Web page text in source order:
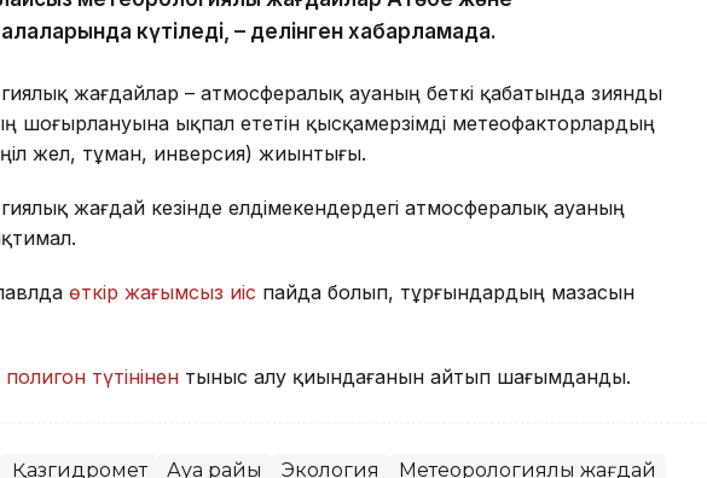
күтіледі, – делінген хабарламада.
жағдайлар – атмосфералық ауаның беткі қабатында зиянды
шоғырлануына ықпал ететін қысқамерзімді метеофакторлардың
жел, тұман, инверсия) жиынтығы.
жағдай кезінде елдімекендердегі атмосфералық ауаның
өткір жағымсыз иіс пайда болып, тұрғындардың мазасын
полигон түтінінен тыныс алу қиындағанын айтып шағымданды.
Қазгидромет Ауа райы Экология Метеорологиялық жағдай